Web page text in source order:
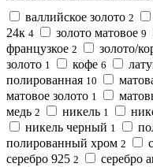
валлийское золото 2
24к 4 золото матовое 9
французкое 2 золото/
золото 1 кофе 6
полированная 10
матовое золото 1
медь 2 никель 1
никель черный 1
полированный хром 2
серебро 925 2 серебро